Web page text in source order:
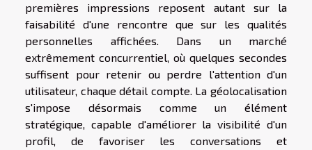
premières impressions reposent autant sur la
faisabilité d'une rencontre que sur les qualités
personnelles affichées. Dans un marché
extrêmement concurrentiel, où quelques secondes
suffisent pour retenir ou perdre l'attention d'un
utilisateur, chaque détail compte. La géolocalisation
s'impose désormais comme un élément
stratégique, capable d'améliorer la visibilité d'un
profil, de favoriser les conversations et